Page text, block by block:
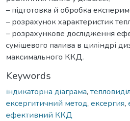
– підготовка й обробка
– розрахунок характеристик
– розрахункове дослідження
сумішевого палива в циліндрі
максимального ККД.
Keywords
індикаторна діаграма,
ексергитичний метод, ексергия,
ефективний ККД